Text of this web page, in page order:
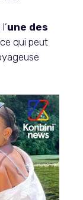
une des
qui peut